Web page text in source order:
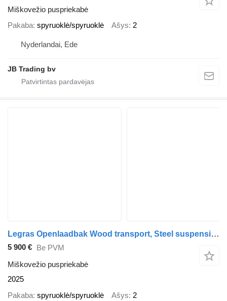
Miškovežio puspriekabė
Pakaba spyruoklė/spyruoklė Ašys 2
Nyderlandai, Ede
JB Trading bv
Legras Openlaadbak Wood transport, Steel suspension
5 900 € Be PVM
Miškovežio puspriekabė
2025
Pakaba spyruoklė/spyruoklė Ašys 2